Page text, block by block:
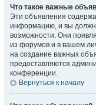
Что такое важные
Эти объявления
информацию, и вы
возможности. Они
из форумов и в вашем
на создание важных
предоставляются
конференции.
Вернуться к началу